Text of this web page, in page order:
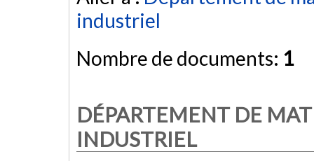
industriel
Nombre de documents: 1
DÉPARTEMENT DE
INDUSTRIEL